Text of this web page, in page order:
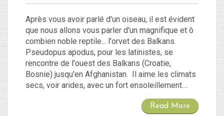
Flux des commentaires
Site de WordPress-FR
Après vous avoir parlé d'un oiseau, il est évident
que nous allons vous parler d'un magnifique et ô
combien noble reptile... l'orvet des Balkans.
Pseudopus apodus, pour les latinistes, se
rencontre de l'ouest des Balkans (Croatie,
Bosnie) jusqu'en Afghanistan. Il aime les climats
secs, voir arides, avec un fort ensoleillement.…
Read More